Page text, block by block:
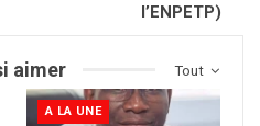
l’ENPETP)
Tout
aimer
A LA UNE